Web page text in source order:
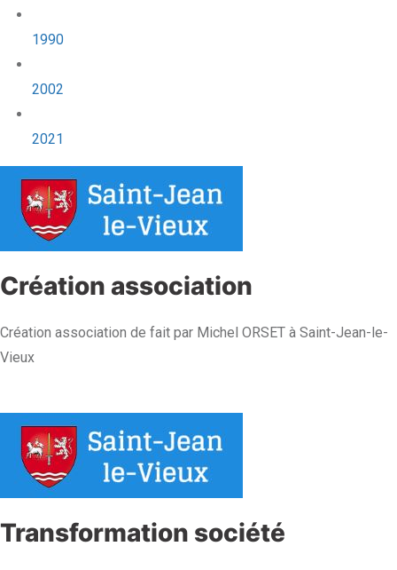
1990
2002
2021
Création association
Création association de fait par Michel ORSET à Saint-Jean-le-
Vieux
Transformation société